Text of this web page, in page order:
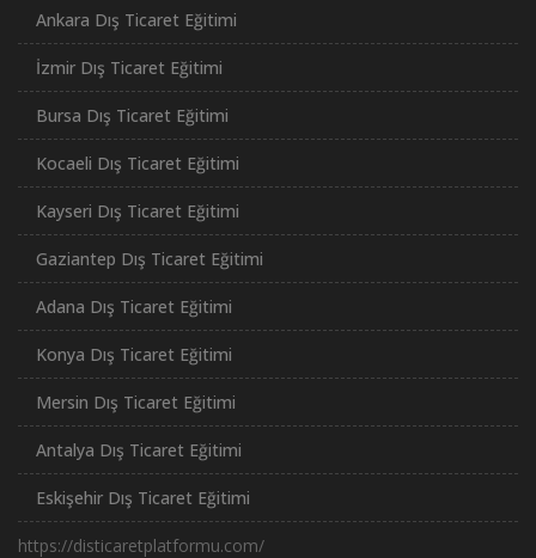
Ankara Dış Ticaret Eğitimi
İzmir Dış Ticaret Eğitimi
Bursa Dış Ticaret Eğitimi
Kocaeli Dış Ticaret Eğitimi
Kayseri Dış Ticaret Eğitimi
Gaziantep Dış Ticaret Eğitimi
Adana Dış Ticaret Eğitimi
Konya Dış Ticaret Eğitimi
Mersin Dış Ticaret Eğitimi
Antalya Dış Ticaret Eğitimi
Eskişehir Dış Ticaret Eğitimi
https://disticaretplatformu.com/